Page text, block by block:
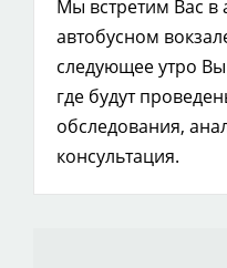
Мы встретим Вас в
автобусном
следующее утро
где будут
обследования,
консультация.